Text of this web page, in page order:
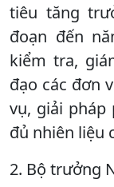
tiêu tăng
đoạn đến
kiểm tra,
đạo các đơn
vụ, giải pháp
đủ nhiên liệu
2. Bộ trưởng